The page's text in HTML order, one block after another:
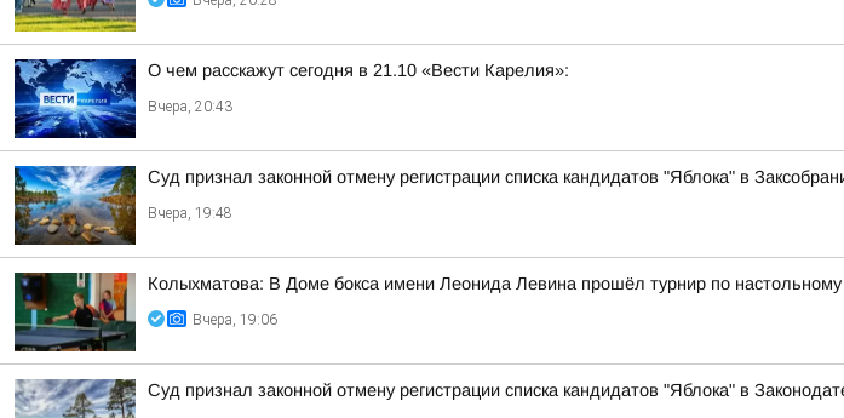
О чем расскажут сегодня в 21.10 «Вести Карелия»:
Вчера, 20:43
Суд признал законной отмену регистрации списка кандидатов "Яблока" в
Вчера, 19:48
Колыхматова: В Доме бокса имени Леонида Левина прошёл турнир по
Вчера, 19:06
Суд признал законной отмену регистрации списка кандидатов "Яблока" в